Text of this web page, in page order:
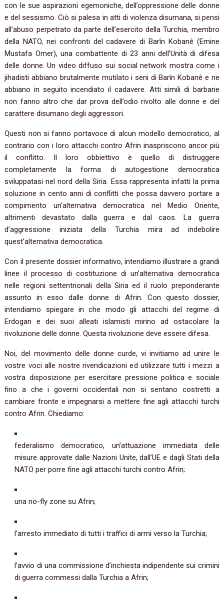
con le sue aspirazioni egemoniche, dell’oppressione delle donne
e del sessismo. Ciò si palesa in atti di violenza disumana, si pensi
all’abuso perpetrato da parte dell’esercito della Turchia, membro
della NATO, nei confronti del cadavere di Barîn Kobanê (Emine
Mustafa Omer), una combattente di 23 anni dell’Unità di difesa
delle donne. Un video diffuso sui social network mostra come i
jihadisti abbiano brutalmente mutilato i seni di Barîn Kobanê e ne
abbiano in seguito incendiato il cadavere. Atti simili di barbarie
non fanno altro che dar prova dell’odio rivolto alle donne e del
carattere disumano degli aggressori.
Questi non si fanno portavoce di alcun modello democratico, al
contrario con i loro attacchi contro Afrin inaspriscono ancor più
il conflitto. Il loro obbiettivo è quello di distruggere
completamente la forma di autogestione democratica
sviluppatasi nel nord della Siria. Essa rappresenta infatti la prima
soluzione in cento anni di conflitti che possa davvero portare a
compimento un’alternativa democratica nel Medio Oriente,
altrimenti devastato dalla guerra e dal caos. La guerra
d’aggressione iniziata della Turchia mira ad indebolire
quest’alternativa democratica.
Con il presente dossier informativo, intendiamo illustrare a grandi
linee il processo di costituzione di un’alternativa democratica
nelle regioni settentrionali della Siria ed il ruolo preponderante
assunto in esso dalle donne di Afrin. Con questo dossier,
intendiamo spiegare in che modo gli attacchi del regime di
Erdogan e dei suoi alleati islamisti mirino ad ostacolare la
rivoluzione delle donne. Questa rivoluzione deve essere difesa.
Noi, del movimento delle donne curde, vi invitiamo ad unire le
vostre voci alle nostre rivendicazioni ed utilizzare tutti i mezzi a
vostra disposizione per esercitare pressione politica e sociale
fino a che i governi occidentali non si sentano costretti a
cambiare fronte e impegnarsi a mettere fine agli attacchi turchi
contro Afrin. Chiediamo:
federalismo democratico, un’attuazione immediata delle
misure approvate dalle Nazioni Unite, dall’UE e dagli Stati della
NATO per porre fine agli attacchi turchi contro Afrin;
una no-fly zone su Afrin;
l’arresto immediato di tutti i traffici di armi verso la Turchia;
l’avvio di una commissione d’inchiesta indipendente sui crimini
di guerra commessi dalla Turchia a Afrin;